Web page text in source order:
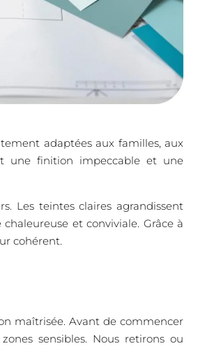
adaptées aux familles, aux
une finition impeccable et une
Les teintes claires agrandissent
et conviviale. Grâce à
cohérent.
maîtrisée. Avant de commencer
sensibles. Nous retirons ou